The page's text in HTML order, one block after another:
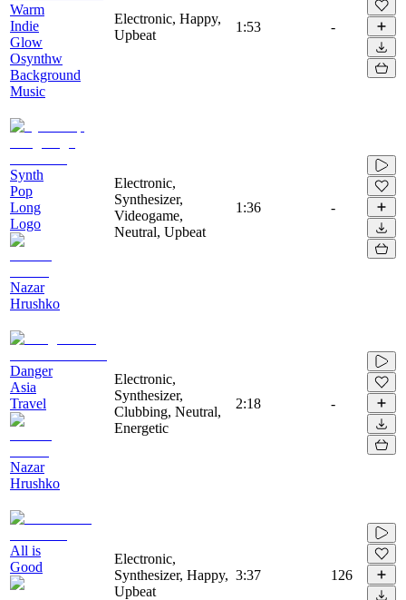
Warm
Indie
Glow
Osynthw
Background
Music
Electronic, Happy,
Upbeat
1:53 -
Synth
Pop
Long
Logo
Nazar
Hrushko
Electronic,
Synthesizer,
Videogame,
Neutral, Upbeat
1:36 -
Danger
Asia
Travel
Nazar
Hrushko
Electronic,
Synthesizer,
Clubbing, Neutral,
Energetic
2:18 -
All is
Good
Electronic,
Synthesizer, Happy,
Upbeat
3:37 126